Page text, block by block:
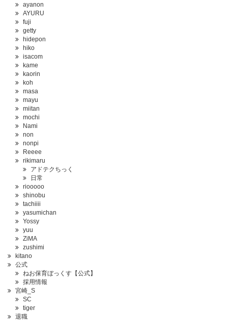
ayanon
AYURU
fuji
getty
hidepon
hiko
isacom
kame
kaorin
koh
masa
mayu
miitan
mochi
Nami
non
nonpi
Reeee
rikimaru
アドテクちっく
日常
riooooo
shinobu
tachiiii
yasumichan
Yossy
yuu
ZiMA
zushimi
kitano
公式
ねお保育ぼっくす【公式】
採用情報
宮崎_S
SC
tiger
退職